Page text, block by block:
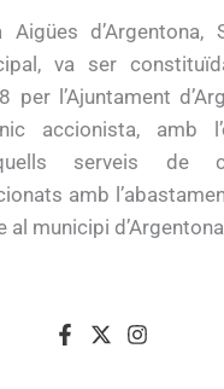
Aigües d’Argentona,
va ser
per l’Ajuntament
accionista, amb
serveis de
amb
al municipi